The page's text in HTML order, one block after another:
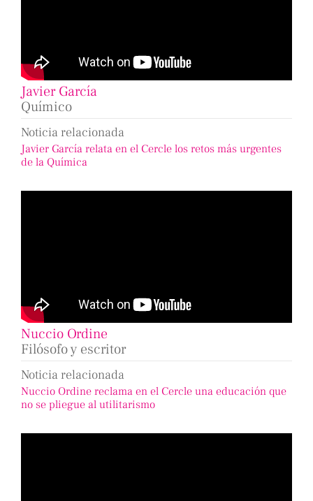
Javier García
Químico
Noticia relacionada
Javier García relata en el Cercle los retos más urgentes
de la Química
Nuccio Ordine
Filósofo y escritor
Noticia relacionada
Nuccio Ordine reclama en el Cercle una educación que
no se pliegue al utilitarismo